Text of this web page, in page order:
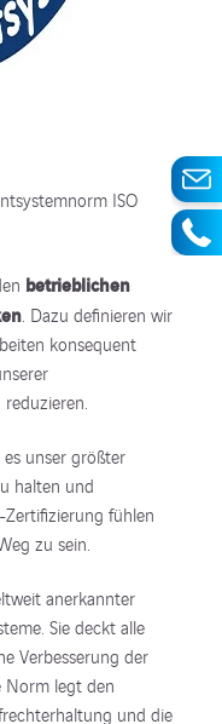
ISO
betrieblichen
. Dazu definieren wir
konsequent
unser größter
halten und
fühlen
zu sein.
anerkannter
Sie deckt alle
Verbesserung der
Norm legt den
und die